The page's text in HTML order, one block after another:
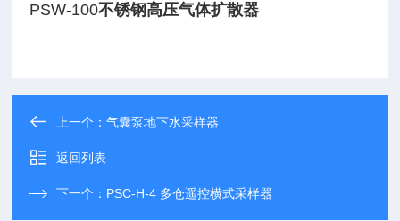
PSW-100不锈钢高压气体扩散器
上一个：气囊泵地下水采样器
返回列表
下一个： PSC-H-4 多仓遥控横式采样器